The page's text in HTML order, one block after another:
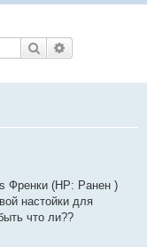
Search
Френки (HP: Ранен )
настойки для
что ли??